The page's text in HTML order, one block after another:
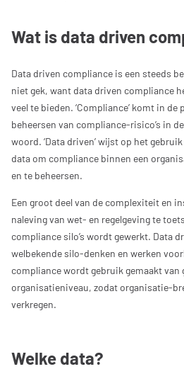
Wat is data driven
Data driven compliance is een steeds
niet gek, want data driven compliance
veel te bieden. ‘Compliance’ komt in
beheersen van compliance-risico’s in
woord. ‘Data driven’ wijst op het
data om compliance binnen een
en te beheersen.
Een groot deel van de complexiteit en
naleving van wet- en regelgeving te
compliance silo’s wordt gewerkt. Data
welbekende silo-denken en werken
compliance wordt gebruik gemaakt van
organisatieniveau, zodat organisatie-
verkregen.
Welke data?